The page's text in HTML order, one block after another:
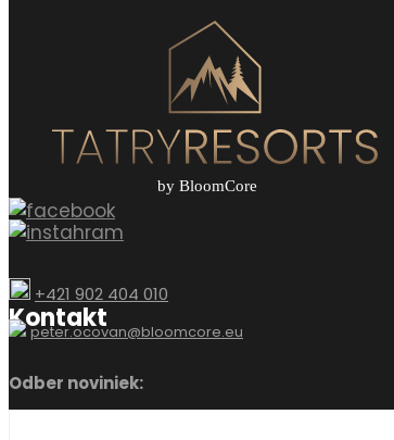
Kontakt
+421 902 404 010
peter.ocovan@bloomcore.eu
Odber noviniek: